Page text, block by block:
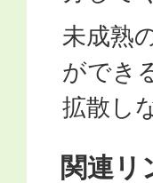
未成熟
ができ
拡散し
関連リ